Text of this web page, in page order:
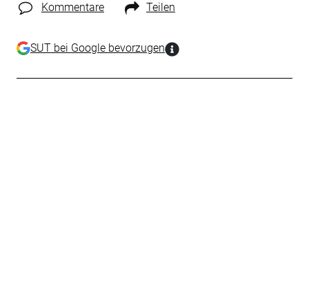
Kommentare Teilen
SUT bei Google bevorzugen